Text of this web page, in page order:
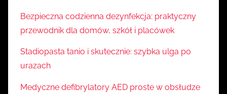
Bezpieczna codzienna dezynfekcja: praktyczny
przewodnik dla domów, szkół i placówek
Stadiopasta tanio i skutecznie: szybka ulga po
urazach
Medyczne defibrylatory AED proste w obsłudze